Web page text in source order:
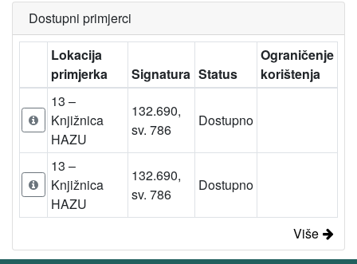
Dostupni primjerci
Lokacija
primjerka
Signatura Status
Ograničenje
korištenja
13 –
Knjižnica
HAZU
132.690,
sv. 786
Dostupno
13 –
Knjižnica
HAZU
132.690,
sv. 786
Dostupno
Više